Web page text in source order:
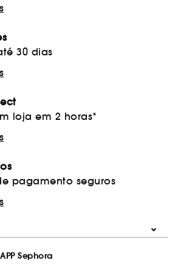
30 dias
loja em 2 horas*
pagamento seguros
Sephora